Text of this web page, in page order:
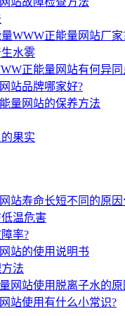
WWW正能量网站厂家
水雾
正能量网站有何异同
站品牌哪家好?
量网站的保养方法
果实
站寿命长短不同的原
温危害
率?
站的使用说明书
法
网站使用脱离子水的
站使用有什么小常识?